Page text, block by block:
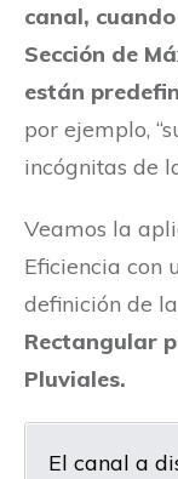
canal,
Sección de
están
por ejemplo,
incógnitas de
Veamos la
Eficiencia con
definición de
Rectangular
Pluviales.
El canal a